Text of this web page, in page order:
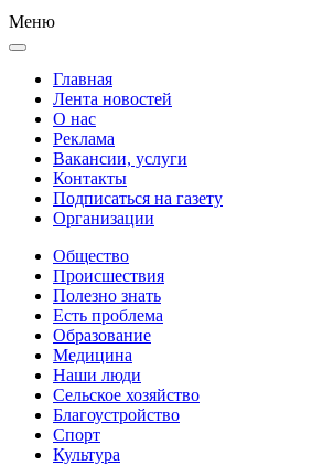
Меню
Главная
Лента новостей
О нас
Реклама
Вакансии, услуги
Контакты
Подписаться на газету
Организации
Общество
Происшествия
Полезно знать
Есть проблема
Образование
Медицина
Наши люди
Сельское хозяйство
Благоустройство
Спорт
Культура